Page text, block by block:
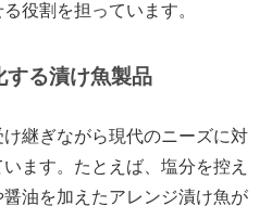
役割を担っています。
する漬け魚製品
継ぎながら現代のニーズに対
ます。たとえば、塩分を控え
油を加えたアレンジ漬け魚が